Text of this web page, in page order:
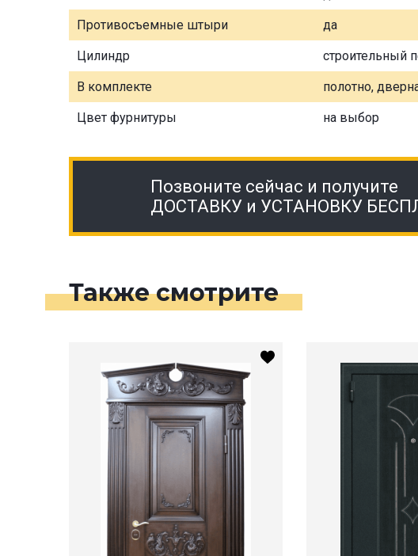
Противосъемные штыри да
Цилиндр строительный
В комплекте полотно,
Цвет фурнитуры на выбор
Позвоните сейчас и получите
ДОСТАВКУ и УСТАНОВКУ
Также смотрите